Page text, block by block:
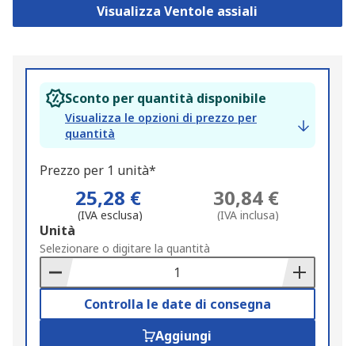
Visualizza Ventole assiali
Sconto per quantità disponibile
Visualizza le opzioni di prezzo per
quantità
Prezzo per 1 unità*
25,28 €
(IVA esclusa)
30,84 €
(IVA inclusa)
Add
to
Basket
Unità
Selezionare o digitare la quantità
Controlla le date di consegna
Aggiungi